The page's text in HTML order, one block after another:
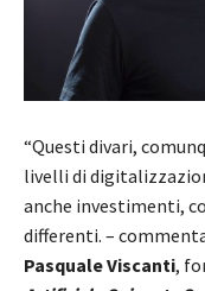
“Questi divari,
livelli di
anche investimenti,
differenti. –
Pasquale Viscanti,